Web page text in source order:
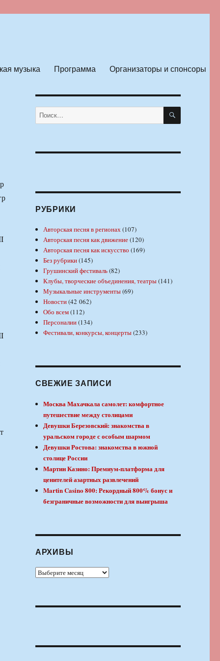
музыка Программа Организаторы и спонсоры
Искать: ПОИСК
РУБРИКИ
Авторская песня в регионах(107)
Авторская песня как движение(120)
Авторская песня как искусство (169)
Без рубрики(145)
Грушинский фестиваль(82)
Клубы, творческие объединения, театры(141)
Музыкальные инструменты(69)
Новости(42 062)
Обо всем(112)
Персоналии(134)
Фестивали, конкурсы, концерты(233)
СВЕЖИЕ ЗАПИСИ
Москва Махачкала самолет: комфортное
путешествие между столицами
Девушки Березовский: знакомства в
уральском городе с особым шармом
Девушки Ростова: знакомства в южной
столице России
Мартин Казино: Премиум-платформа для
ценителей азартных развлечений
Martin Casino 800: Рекордный 800% бонус и
безграничные возможности для выигрыша
АРХИВЫ
Архивы